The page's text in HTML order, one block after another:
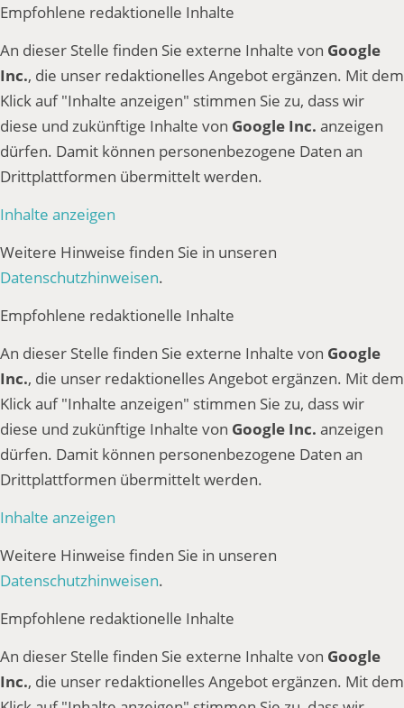
Empfohlene redaktionelle Inhalte
An dieser Stelle finden Sie externe Inhalte von Google
Inc., die unser redaktionelles Angebot ergänzen. Mit dem
Klick auf "Inhalte anzeigen" stimmen Sie zu, dass wir
diese und zukünftige Inhalte von Google Inc. anzeigen
dürfen. Damit können personenbezogene Daten an
Drittplattformen übermittelt werden.
Inhalte anzeigen
Weitere Hinweise finden Sie in unseren
Datenschutzhinweisen.
Empfohlene redaktionelle Inhalte
An dieser Stelle finden Sie externe Inhalte von Google
Inc., die unser redaktionelles Angebot ergänzen. Mit dem
Klick auf "Inhalte anzeigen" stimmen Sie zu, dass wir
diese und zukünftige Inhalte von Google Inc. anzeigen
dürfen. Damit können personenbezogene Daten an
Drittplattformen übermittelt werden.
Inhalte anzeigen
Weitere Hinweise finden Sie in unseren
Datenschutzhinweisen.
Empfohlene redaktionelle Inhalte
An dieser Stelle finden Sie externe Inhalte von Google
Inc., die unser redaktionelles Angebot ergänzen. Mit dem